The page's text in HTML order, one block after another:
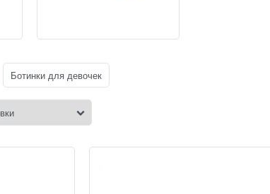
Ботинки для девочек